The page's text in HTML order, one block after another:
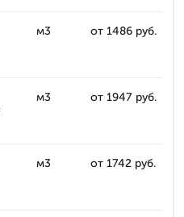
м3 от 1486 руб.
м3 от 1947 руб.
м3 от 1742 руб.